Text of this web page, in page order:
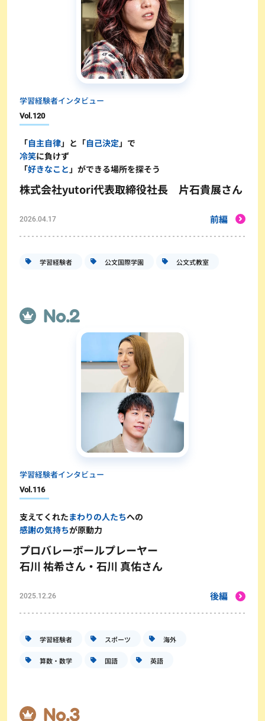
学習経験者インタビュー
Vol.120
「自主自律」と「自己決定 」で
冷笑に負けず
「好きなこと 」ができる場所を探そう
株式会社yutori代表取締役社長 片石貴展さん
2026.04.17 前編
学習経験者 公文国際学園 公文式教室
学習経験者インタビュー
Vol.116
支えてくれたまわりの人たちへの
感謝の気持ちが原動力
プロバレーボールプレーヤー
石川 祐希さん・石川 真佑さん
2025.12.26 後編
学習経験者 スポーツ 海外
算数・数学 国語 英語